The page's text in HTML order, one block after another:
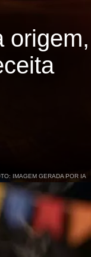
origem,
IMAGEM GERADA POR IA